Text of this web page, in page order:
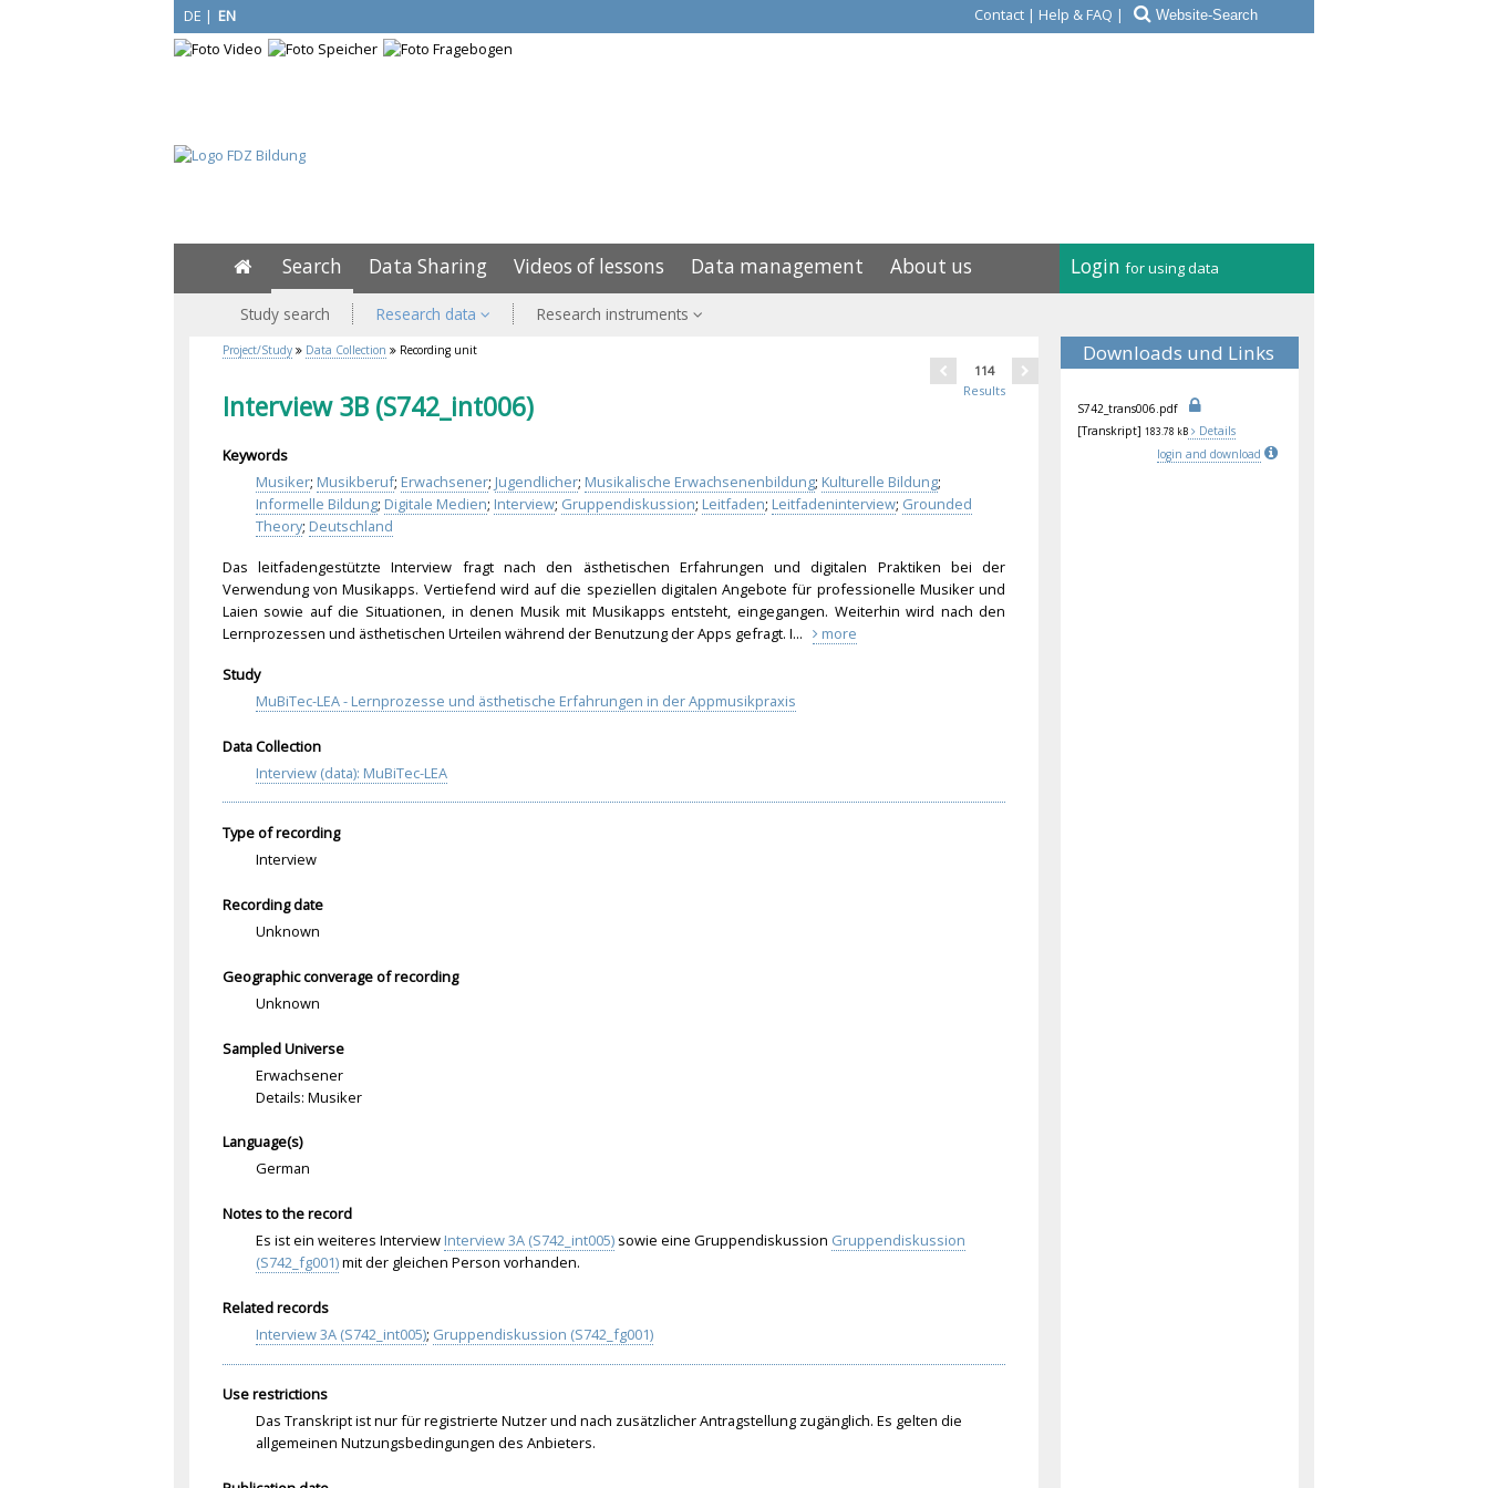
DE | EN Contact | Help & FAQ |
Login for using data
Search Data Sharing Videos of lessons Data management About us
Study search Research data Research instruments
Downloads und Links
S742_trans006.pdf
[Transkript] 183.78 kB
Details
login and download
Project/Study Data Collection Recording unit
114
Results
Interview 3B (S742_int006)
Keywords
Musiker; Musikberuf; Erwachsener; Jugendlicher; Musikalische Erwachsenenbildung; Kulturelle Bildung;
Informelle Bildung; Digitale Medien; Interview; Gruppendiskussion; Leitfaden; Leitfadeninterview; Grounded
Theory; Deutschland
Das leitfadengestützte Interview fragt nach den ästhetischen Erfahrungen und digitalen Praktiken bei der
Verwendung von Musikapps. Vertiefend wird auf die speziellen digitalen Angebote für professionelle Musiker und
Laien sowie auf die Situationen, in denen Musik mit Musikapps entsteht, eingegangen. Weiterhin wird nach den
Lernprozessen und ästhetischen Urteilen während der Benutzung der Apps gefragt. I...
more
Study
MuBiTec-LEA - Lernprozesse und ästhetische Erfahrungen in der Appmusikpraxis
Data Collection
Interview (data): MuBiTec-LEA
Type of recording
Interview
Recording date
Unknown
Geographic converage of recording
Unknown
Sampled Universe
Erwachsener
Details: Musiker
Language(s)
German
Notes to the record
Es ist ein weiteres Interview Interview 3A (S742_int005)sowie eine Gruppendiskussion Gruppendiskussion
(S742_fg001)mit der gleichen Person vorhanden.
Related records
Interview 3A (S742_int005); Gruppendiskussion (S742_fg001)
Use restrictions
Das Transkript ist nur für registrierte Nutzer und nach zusätzlicher Antragstellung zugänglich. Es gelten die
allgemeinen Nutzungsbedingungen des Anbieters.